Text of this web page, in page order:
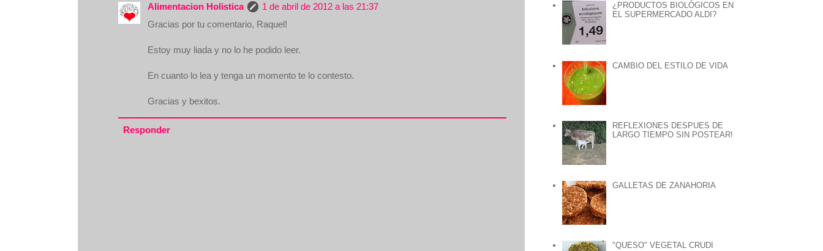
Alimentacion Holistica
1 de abril de 2012 a las 21:37
Gracias por tu comentario, Raquel!
Estoy muy liada y no lo he podido leer.
En cuanto lo lea y tenga un momento te lo contesto.
Gracias y bexitos.
Responder
¿PRODUCTOS BIOLÓGICOS EN
EL SUPERMERCADO ALDI?
CAMBIO DEL ESTILO DE VIDA
REFLEXIONES DESPUES DE
LARGO TIEMPO SIN POSTEAR!
GALLETAS DE ZANAHORIA
"QUESO" VEGETAL CRUDI